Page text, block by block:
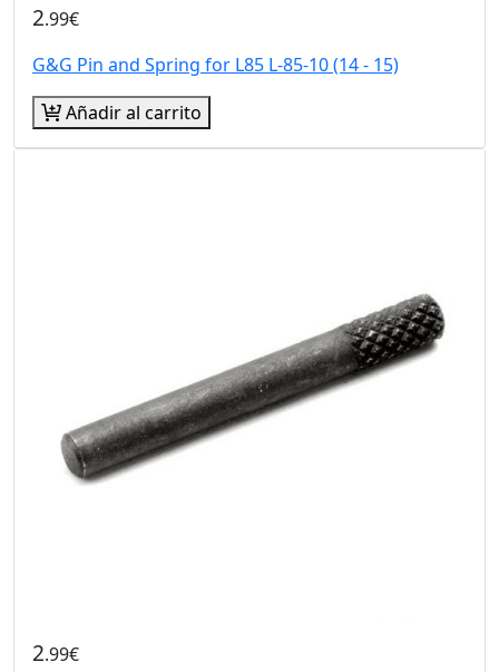
2.99€
G&G Pin and Spring for L85 L-85-10 (14 - 15)
Añadir al carrito
2.99€